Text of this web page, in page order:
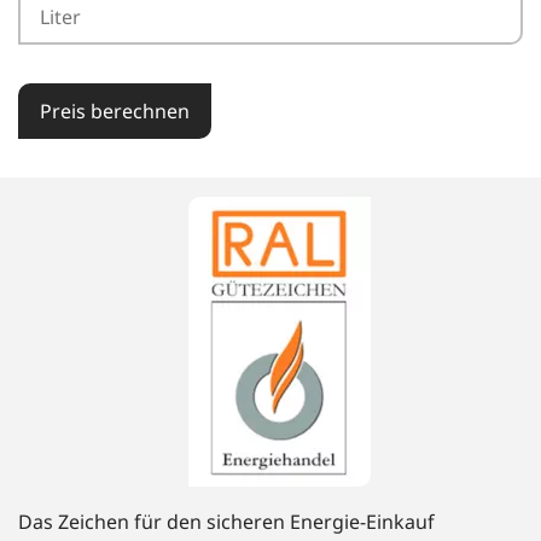
Preis berechnen
Das Zeichen für den sicheren Energie-Einkauf